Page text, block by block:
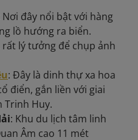
Nơi đây nổi bật với hàng
lồ hướng ra biển.
lý tưởng để chụp ảnh
: Đây là dinh thự xa hoa
điển, gắn liền với giai
Trinh Huy.
: Khu du lịch tâm linh
Âm cao 11 mét